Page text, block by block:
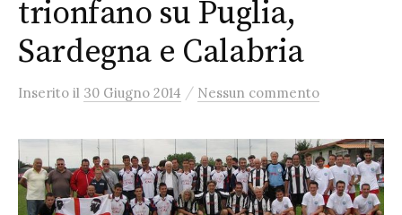
trionfano su Puglia,
Sardegna e Calabria
Inserito il 30 Giugno 2014 / Nessun commento